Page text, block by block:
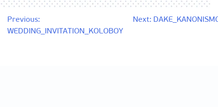
Πλοήγηση
Previous:
WEDDING_INVITATION_KOLOBOY
Next: